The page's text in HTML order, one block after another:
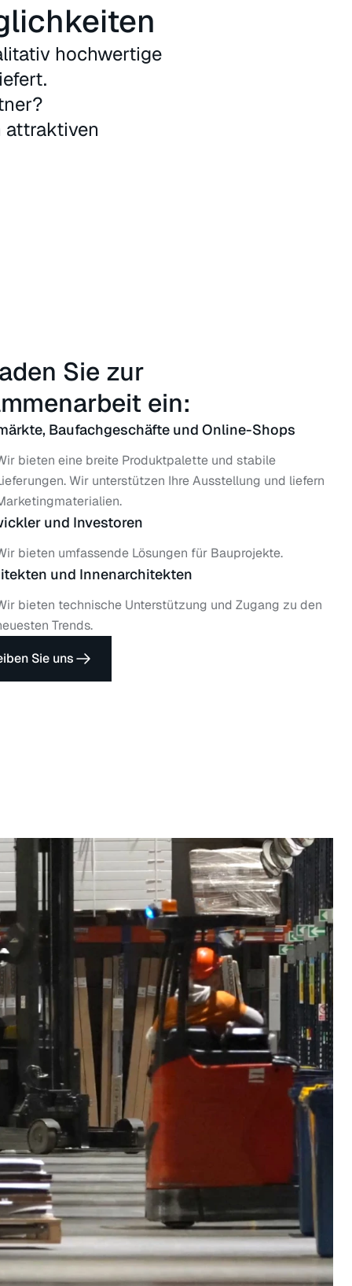
hochwertige
attraktiven
Sie zur
ein:
Baufachgeschäfte und Online-Shops
bieten eine breite Produktpalette und stabile
Wir unterstützen Ihre Ausstellung und liefern
und Investoren
bieten umfassende Lösungen für Bauprojekte.
und Innenarchitekten
bieten technische Unterstützung und Zugang zu den
Trends.
Sie uns